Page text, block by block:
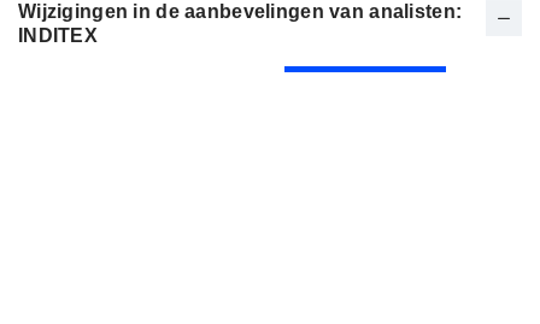
Wijzigingen in de aanbevelingen van analisten:
INDITEX